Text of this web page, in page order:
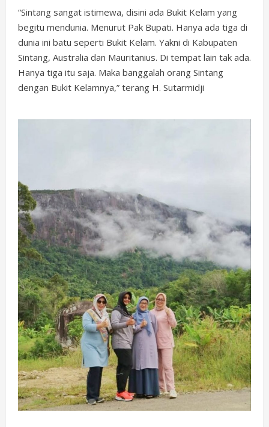
“Sintang sangat istimewa, disini ada Bukit Kelam yang
begitu mendunia. Menurut Pak Bupati. Hanya ada tiga di
dunia ini batu seperti Bukit Kelam. Yakni di Kabupaten
Sintang, Australia dan Mauritanius. Di tempat lain tak ada.
Hanya tiga itu saja. Maka banggalah orang Sintang
dengan Bukit Kelamnya,” terang H. Sutarmidji